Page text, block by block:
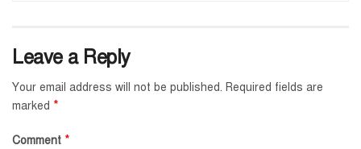
Leave a Reply
Your email address will not be published. Required fields are
marked *
Comment *